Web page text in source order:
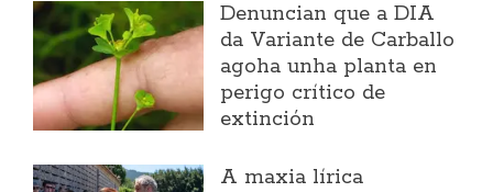
Denuncian que a DIA
da Variante de Carballo
agoha unha planta en
perigo crítico de
extinción
A maxia lírica